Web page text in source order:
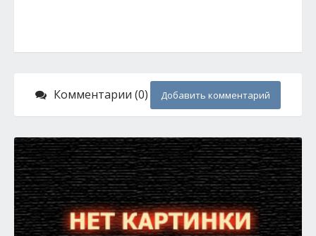
Комментарии (0) Добавить комментарий